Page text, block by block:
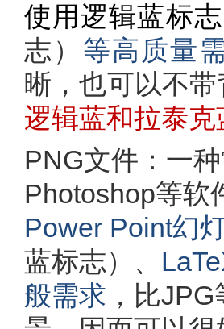
使用逻辑蓝标志
志） 等高质量
晰，也可以不
逻辑蓝和拉泰
PNG文件：一
Photoshop等软
Power Point幻
蓝标志）、
般需求 ，比